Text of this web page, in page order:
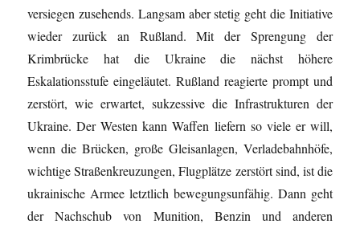
versiegen zusehends. Langsam aber stetig geht die Initiative
wieder zurück an Rußland. Mit der Sprengung der
Krimbrücke hat die Ukraine die nächst höhere
Eskalationsstufe eingeläutet. Rußland reagierte prompt und
zerstört, wie erwartet, sukzessive die Infrastrukturen der
Ukraine. Der Westen kann Waffen liefern so viele er will,
wenn die Brücken, große Gleisanlagen, Verladebahnhöfe,
wichtige Straßenkreuzungen, Flugplätze zerstört sind, ist die
ukrainische Armee letztlich bewegungsunfähig. Dann geht
der Nachschub von Munition, Benzin und anderen